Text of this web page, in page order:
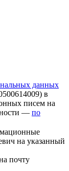
данных
в
писем на
— по
на указанный
почту